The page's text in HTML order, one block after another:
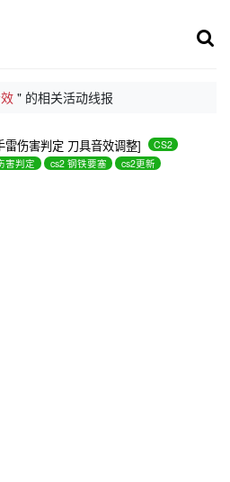
" 的相关活动线报
伤害判定 刀具音效调整]
CS2
害判定 cs2 钢铁要塞
cs2更新